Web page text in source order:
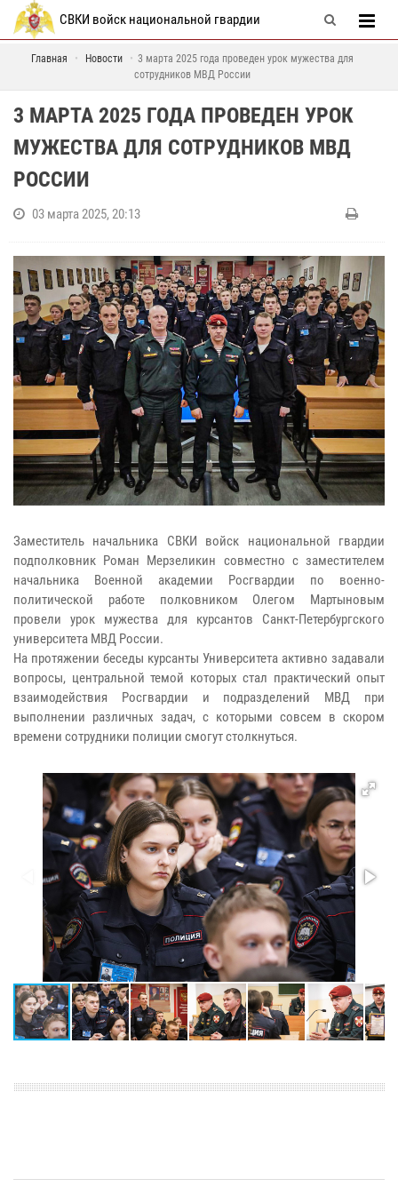
СВКИ войск национальной гвардии
Главная Новости
3 марта 2025 года проведен урок мужества для
сотрудников МВД России
3 МАРТА 2025 ГОДА ПРОВЕДЕН УРОК
МУЖЕСТВА ДЛЯ СОТРУДНИКОВ МВД
РОССИИ
03 марта 2025, 20:13
Заместитель начальника СВКИ войск национальной гвардии
подполковник Роман Мерзеликин совместно с заместителем
начальника Военной академии Росгвардии по военно-
политической работе полковником Олегом Мартыновым
провели урок мужества для курсантов Санкт-Петербургского
университета МВД России.
На протяжении беседы курсанты Университета активно задавали
вопросы, центральной темой которых стал практический опыт
взаимодействия Росгвардии и подразделений МВД при
выполнении различных задач, с которыми совсем в скором
времени сотрудники полиции смогут столкнуться.